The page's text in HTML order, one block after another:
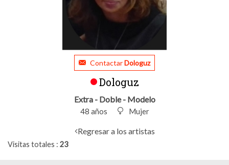
ContactarDologuz
Dologuz
Extra - Doble - Modelo
48 años Mujer
Regresar a los artistas
Visitas totales 23